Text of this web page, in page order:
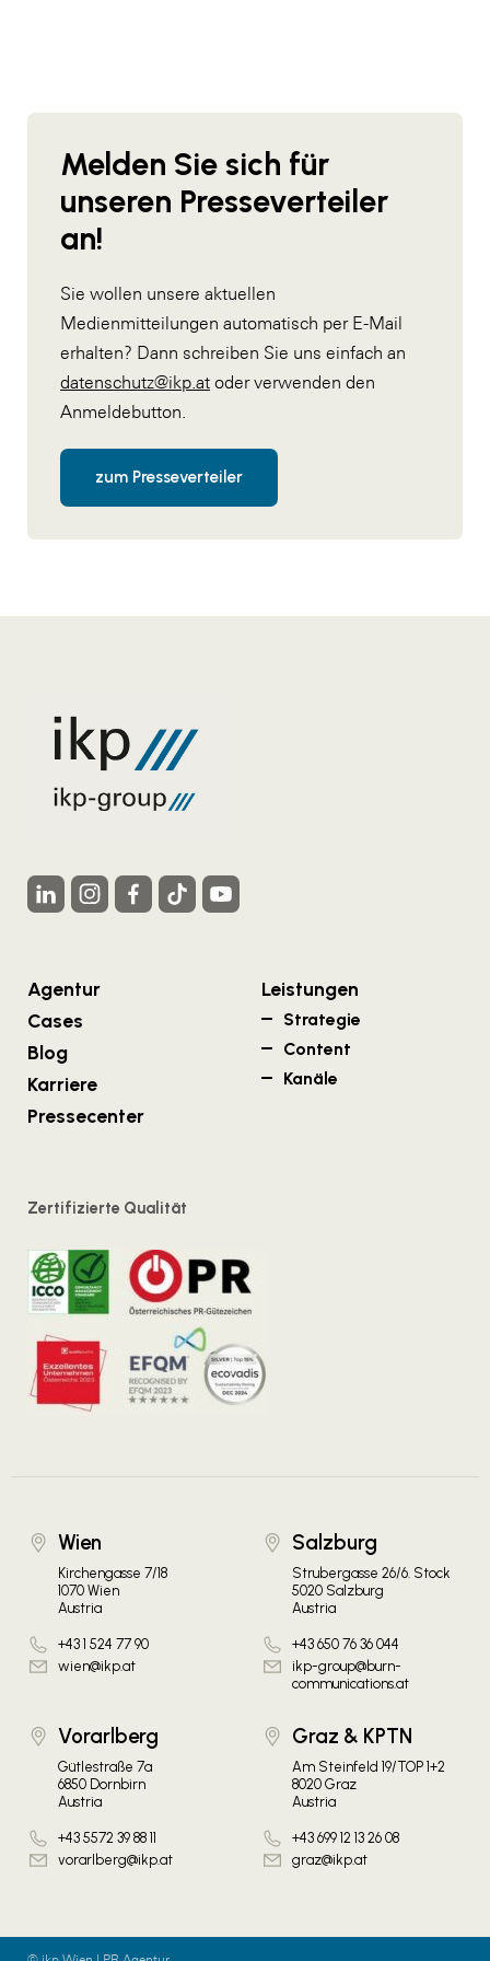
Melden Sie sich für
unseren Presseverteiler
an!
Sie wollen unsere aktuellen
Medienmitteilungen automatisch per E-Mail
erhalten? Dann schreiben Sie uns einfach an
datenschutz@ikp.at oder verwenden den
Anmeldebutton.
zum Presseverteiler
Agentur
Cases
Blog
Karriere
Pressecenter
Leistungen
Strategie
Content
Kanäle
Zertifizierte Qualität
Wien
Kirchengasse 7/18
1070 Wien
Austria
+43 1 524 77 90
wien@ikp.at
Salzburg
Strubergasse 26/6. Stock
5020 Salzburg
Austria
+43 650 76 36 044
ikp-group@burn-
communications.at
Vorarlberg
Gütlestraße 7a
6850 Dornbirn
Austria
+43 5572 39 88 11
vorarlberg@ikp.at
Graz & KPTN
Am Steinfeld 19/TOP 1+2
8020 Graz
Austria
+43 699 12 13 26 08
graz@ikp.at